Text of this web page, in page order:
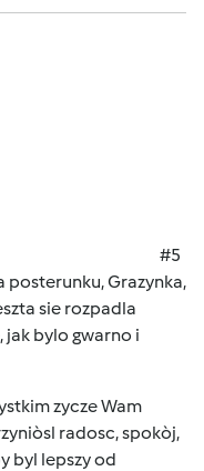
#5
posterunku, Grazynka,
sie rozpadla
jak bylo gwarno i
zycze Wam
radosc, spokòj,
byl lepszy od